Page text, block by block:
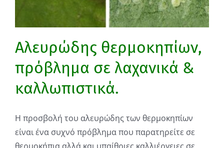
Αλευρώδης θερμοκηπίων,
πρόβλημα σε λαχανικά &
καλλωπιστικά.
Η προσβολή του αλευρώδης των θερμοκηπίων
είναι ένα συχνό πρόβλημα που παρατηρείτε σε
θερμοκήπια αλλά και υπαίθριες καλλιέργειες σε